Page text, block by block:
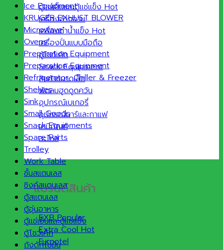
ตู้แช่เย็นและตู้แช่แข็ง
เครื่องล้างจาน
เครื่องทำน้ำแข็ง
เครื่องปั่นแบบมือถือ
ตู้โชว์เค้ก
Snack Equipment
สินค้าขนาดเล็ก
พัดลมฮูดดูดควัน
อุปกรณ์เบเกอรี่
อุปกรณ์บาร์และกาแฟ
เคมีภัณฑ์
อะไหล่
แบรนด์สินค้า
EXB
Extra Cool
Furnotel
Ice Equipment
KRUGER EXHUST BLOWER
Microwave
Ovens
Preparation Equipment
Preparation Equipment
Refrigerator ,Chiller & Freezer
Shelves
Sink
Small Goods
Snack Equipments
Spare Parts
Trolley
Work Table
ชั้นสแตนเลส
ซิงค์สแตนเลส
ตู้สแตนเลส
ตู้อุ่นอาหาร
ตู้แช่เย็นและตู้แช่แข็ง
ตู้โชว์เค้ก
ถังดักไขมัน